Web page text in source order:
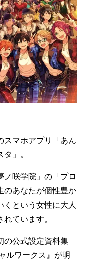
スマホアプリ「あん
」。
ノ咲学院」の「プロ
のあなたが個性豊か
くという女性に大人
ています。
の公式設定資料集
ルワークス』が明